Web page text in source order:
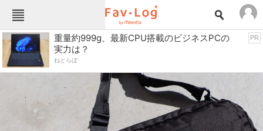
Fav-Logカテゴリー一覧
TOP
インテリア・収納 おもちゃ・ホビー
カメラ
キッチン用品 ゲーム
重量約999g、最新CPU搭載のビジネスPCの
実力は？
ねとらぼ
PR